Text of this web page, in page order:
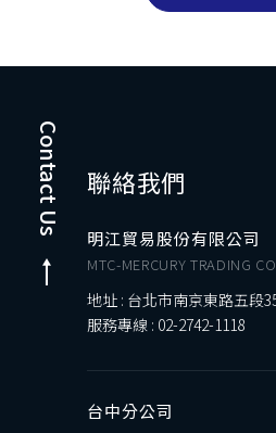
Contact Us 聯絡我們
明江貿易股份有限公司
MTC-MERCURY TRADING
地址 : 台北市南京東路五段
服務專線 : 02-2742-1118
台中分公司